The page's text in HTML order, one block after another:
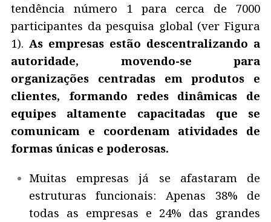
tendência número 1 para cerca de 7000
participantes da pesquisa global (ver Figura
1). As empresas estão descentralizando a
autoridade, movendo-se para
organizações centradas em produtos e
clientes, formando redes dinâmicas de
equipes altamente capacitadas que se
comunicam e coordenam atividades de
formas únicas e poderosas.
Muitas empresas já se afastaram de
estruturas funcionais: Apenas 38% de
todas as empresas e 24% das grandes